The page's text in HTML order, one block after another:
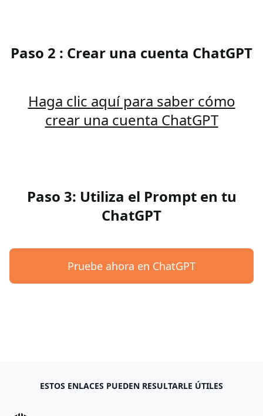
Paso 2 : Crear una cuenta ChatGPT
Haga clic aquí para saber cómo
crear una cuenta ChatGPT
Paso 3: Utiliza el Prompt en tu
ChatGPT
Pruebe ahora en ChatGPT
ESTOS ENLACES PUEDEN RESULTARLE ÚTILES